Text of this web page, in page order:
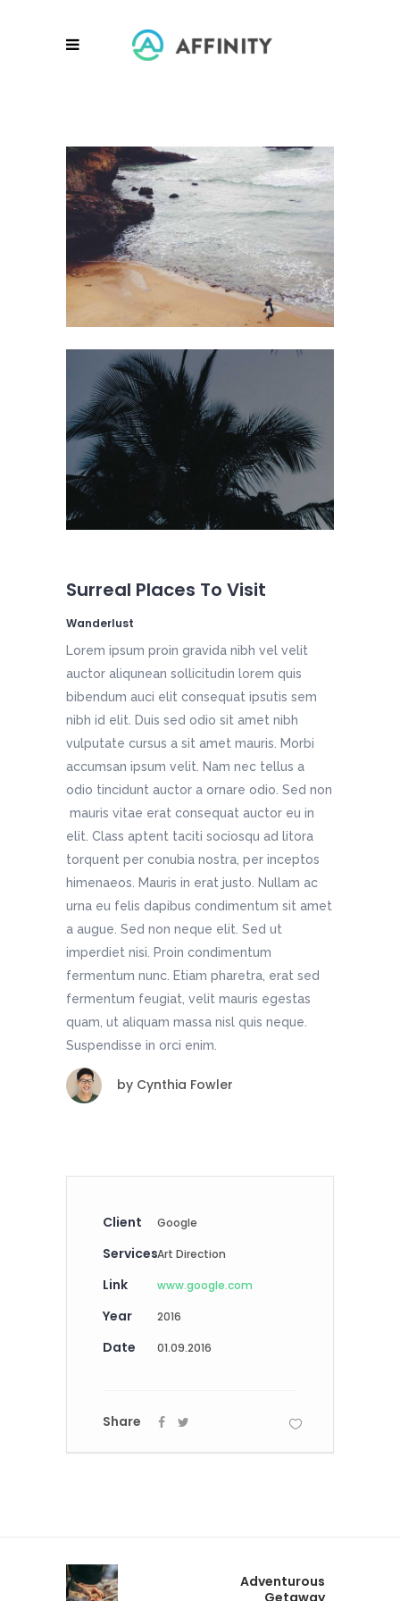
Surreal Places To Visit
Wanderlust
Lorem ipsum proin gravida nibh vel velit
auctor aliqunean sollicitudin lorem quis
bibendum auci elit consequat ipsutis sem
nibh id elit. Duis sed odio sit amet nibh
vulputate cursus a sit amet mauris. Morbi
accumsan ipsum velit. Nam nec tellus a
odio tincidunt auctor a ornare odio. Sed non
mauris vitae erat consequat auctor eu in
elit. Class aptent taciti sociosqu ad litora
torquent per conubia nostra, per inceptos
himenaeos. Mauris in erat justo. Nullam ac
urna eu felis dapibus condimentum sit amet
a augue. Sed non neque elit. Sed ut
imperdiet nisi. Proin condimentum
fermentum nunc. Etiam pharetra, erat sed
fermentum feugiat, velit mauris egestas
quam, ut aliquam massa nisl quis neque.
Suspendisse in orci enim.
by Cynthia Fowler
Client Google
ServicesArt Direction
Link www.google.com
Year 2016
Date 01.09.2016
Share
Adventurous